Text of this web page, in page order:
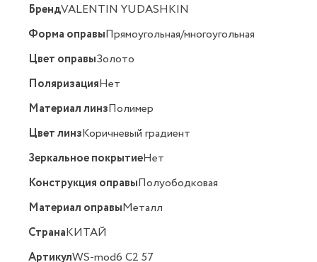
БрендVALENTIN YUDASHKIN
Форма оправыПрямоугольная/многоугольная
Цвет оправыЗолото
ПоляризацияНет
Материал линзПолимер
Цвет линзКоричневый градиент
Зеркальное покрытиеНет
Конструкция оправыПолуободковая
Материал оправыМеталл
СтранаКИТАЙ
АртикулWS-mod6 C2 57